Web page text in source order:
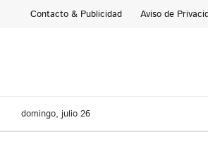
Contacto & Publicidad Aviso de
domingo, julio 26